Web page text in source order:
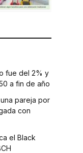
fue del 2% y
a fin de año
pareja por
con
el Black